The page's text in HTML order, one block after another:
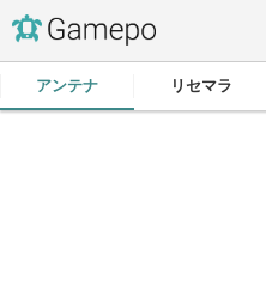
アンテナ リセマラ